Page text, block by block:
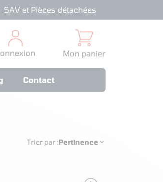
SAV et Pièces détachées
Mon panier
Contact
Trier par :Pertinence 